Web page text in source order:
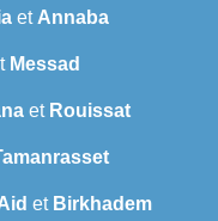
et Annaba
Messad
et Rouissat
et Birkhadem